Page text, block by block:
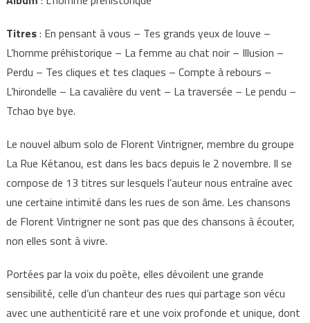
Titres: En pensant à vous – Tes grands yeux de louve –
L’homme préhistorique – La femme au chat noir – Illusion –
Perdu – Tes cliques et tes claques – Compte à rebours –
L’hirondelle – La cavalière du vent – La traversée – Le pendu –
Tchao bye bye.
Le nouvel album solo de Florent Vintrigner, membre du groupe
La Rue Kétanou, est dans les bacs depuis le 2 novembre. Il se
compose de 13 titres sur lesquels l’auteur nous entraîne avec
une certaine intimité dans les rues de son âme. Les chansons
de Florent Vintrigner ne sont pas que des chansons à écouter,
non elles sont à vivre.
Portées par la voix du poète, elles dévoilent une grande
sensibilité, celle d’un chanteur des rues qui partage son vécu
avec une authenticité rare et une voix profonde et unique, dont